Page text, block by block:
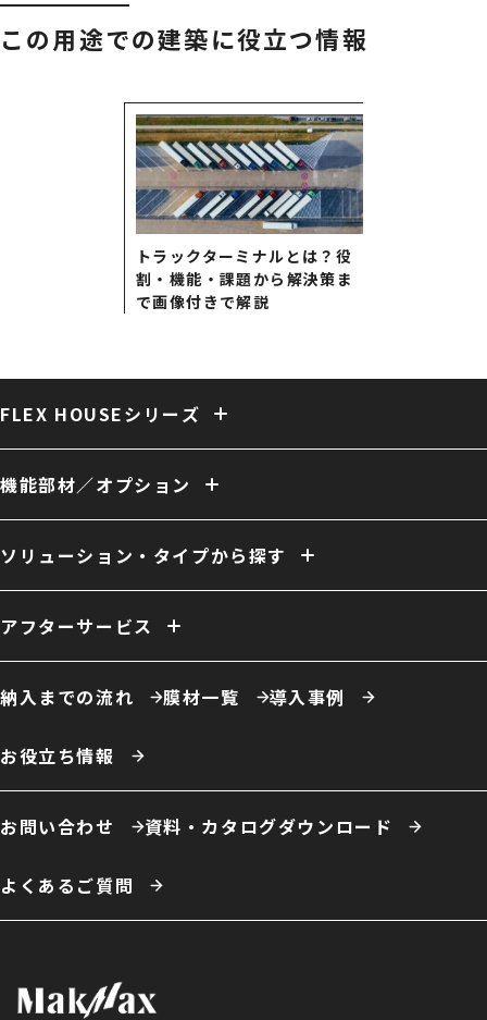
この用途での建築に役立つ情報
トラックターミナルとは？役
割・機能・課題から解決策ま
で画像付きで解説
FLEX HOUSEシリーズ
固定式テント倉庫 大型固定式テント倉庫
伸縮式テント倉庫
保冷・保温テント倉庫
多用途 膜構造建築
機能部材／オプション
開口／出入口 庇／側面開口 雨樋 電動シャッター
外壁
換気
ファン 照明 室内床 クレーン
ソリューション・タイプから探す
ーソリューション例
自社倉庫
営業倉庫
農業用倉庫
車庫・格納庫
保温・保冷対応倉庫
仮置場 室内テント
事務所・オフィス
スポーツ施設・室内運動場
室内遊戯場 展示場
エコロジー施設
テント倉庫
ハイブリッド倉庫
アフターサービス
膜材張り替え・建て替え 膜材劣化診断サービス 屋根改修
納入までの流れ 膜材一覧 導入事例
お役立ち情報
お問い合わせ 資料・カタログダウンロード
よくあるご質問